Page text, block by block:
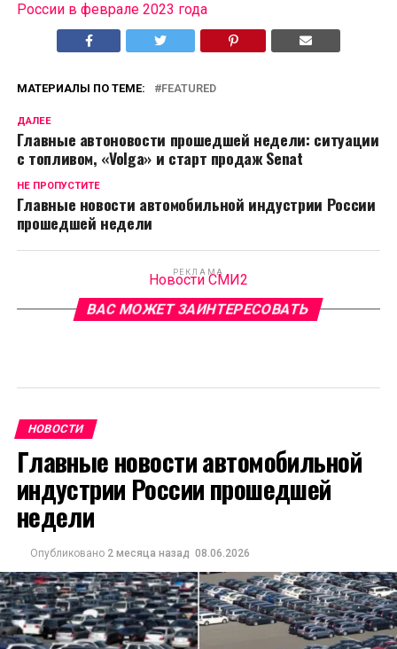
России в феврале 2023 года
МАТЕРИАЛЫ ПО ТЕМЕ: FEATURED
ДАЛЕЕ
Главные автоновости прошедшей недели: ситуации
с топливом, «Volga» и старт продаж Senat
НЕ ПРОПУСТИТЕ
Главные новости автомобильной индустрии России
прошедшей недели
РЕКЛАМА
Новости СМИ2
ВАС МОЖЕТ ЗАИНТЕРЕСОВАТЬ
НОВОСТИ
Главные новости автомобильной
индустрии России прошедшей
недели
Опубликовано 2 месяца назад 08.06.2026